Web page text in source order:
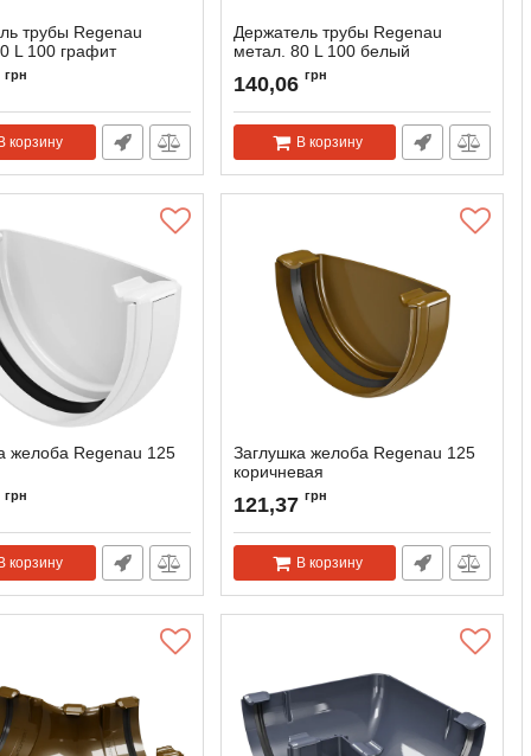
трубы Regenau
L 100 графит
грн
корзину
Держатель трубы Regenau
метал. 80 L 100 белый
118956
140,06 грн
В корзину
желоба Regenau 125
грн
корзину
Заглушка желоба Regenau 125
коричневая
118979
121,37 грн
В корзину